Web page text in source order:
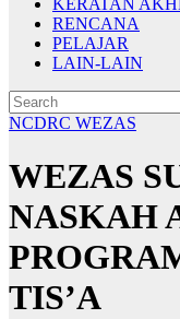
KERATAN
RENCANA
PELAJAR
LAIN-LAIN
NCDRC WEZAS
WEZAS
NASKAH
TIS’A